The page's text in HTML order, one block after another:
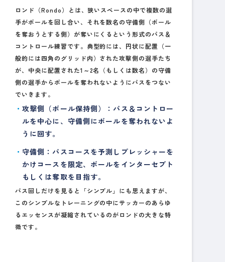
ロンド（Rondo）とは、狭いスペースの中で複数の選
手がボールを回し合い、それを数名の守備側（ボール
を奪おうとする側）が奪いにくるという形式のパス＆
コントロール練習です。典型的には、円状に配置（一
般的には四角のグリッド内）された攻撃側の選手たち
が、中央に配置された1～2名（もしくは数名）の守備
側の選手からボールを奪われないようにパスをつない
でいきます。
攻撃側（ボール保持側）
：パス＆コントロー
ルを中心に、守備側にボールを奪われないよ
うに回す。
守備側 ：パスコースを予測しプレッシャーを
かけコースを限定、ボールをインターセプト
もしくは奪取を目指す。
パス回しだけを見ると「シンプル」にも思えますが、
このシンプルなトレーニングの中にサッカーのあらゆ
るエッセンスが凝縮されているのがロンドの大きな特
徴です。